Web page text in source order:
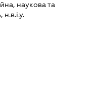
наукова та
н.в.і.у.